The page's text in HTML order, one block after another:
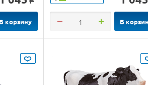
В корзину В